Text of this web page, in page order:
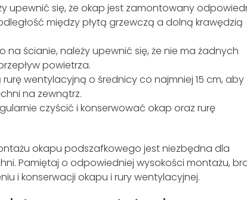
upewnić się, że okap jest zamontowany
między płytą grzewczą a dolną krawędzią
ścianie, należy upewnić się, że nie ma żadnych
powietrza.
wentylacyjną o średnicy co najmniej 15 cm, aby
na zewnątrz.
czyścić i konserwować okap oraz rurę
okapu podszafkowego jest niezbędna dla
Pamiętaj o odpowiedniej wysokości montażu,
i konserwacji okapu i rury wentylacyjnej.